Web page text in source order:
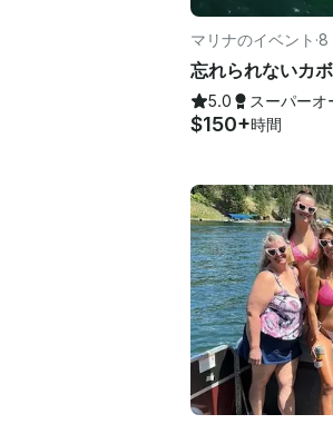
マリナのイベント ·8
5.0 スーパーオ
$150+時間